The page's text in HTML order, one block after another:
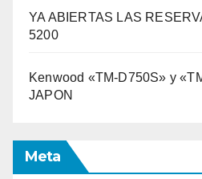
YA ABIERTAS LAS
5200
Kenwood «TM-D750S» y
JAPON
Meta